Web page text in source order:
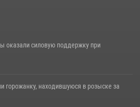
оказали силовую поддержку при
горожанку, находившуюся в розыске за